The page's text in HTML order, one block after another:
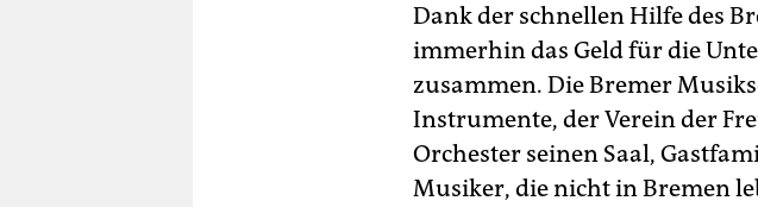
Dank der schnellen Hilfe des
immerhin das Geld für die
zusammen. Die Bremer
Instrumente, der Verein der
Orchester seinen Saal,
Musiker, die nicht in Bremen